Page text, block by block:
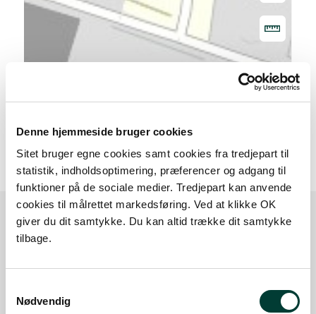
Denne hjemmeside bruger cookies
Sitet bruger egne cookies samt cookies fra tredjepart til
statistik, indholdsoptimering, præferencer og adgang til
funktioner på de sociale medier. Tredjepart kan anvende
cookies til målrettet markedsføring. Ved at klikke OK
giver du dit samtykke. Du kan altid trække dit samtykke
tilbage.
Nødvendig
Sådan kommer du dertil